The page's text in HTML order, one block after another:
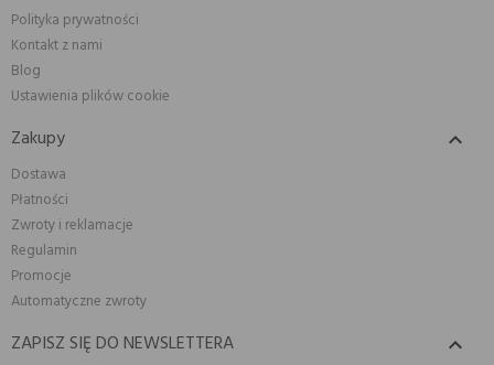
Polityka prywatności
Kontakt z nami
Blog
Ustawienia plików cookie
Zakupy 
Dostawa
Płatności
Zwroty i reklamacje
Regulamin
Promocje
Automatyczne zwroty
ZAPISZ SIĘ DO NEWSLETTERA 